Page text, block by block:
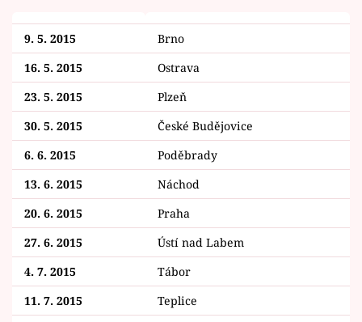
9. 5. 2015
Brno
16. 5. 2015
Ostrava
23. 5. 2015
Plzeň
30. 5. 2015
České Budějovice
6. 6. 2015
Poděbrady
13. 6. 2015
Náchod
20. 6. 2015
Praha
27. 6. 2015
Ústí nad Labem
4. 7. 2015
Tábor
11. 7. 2015
Teplice